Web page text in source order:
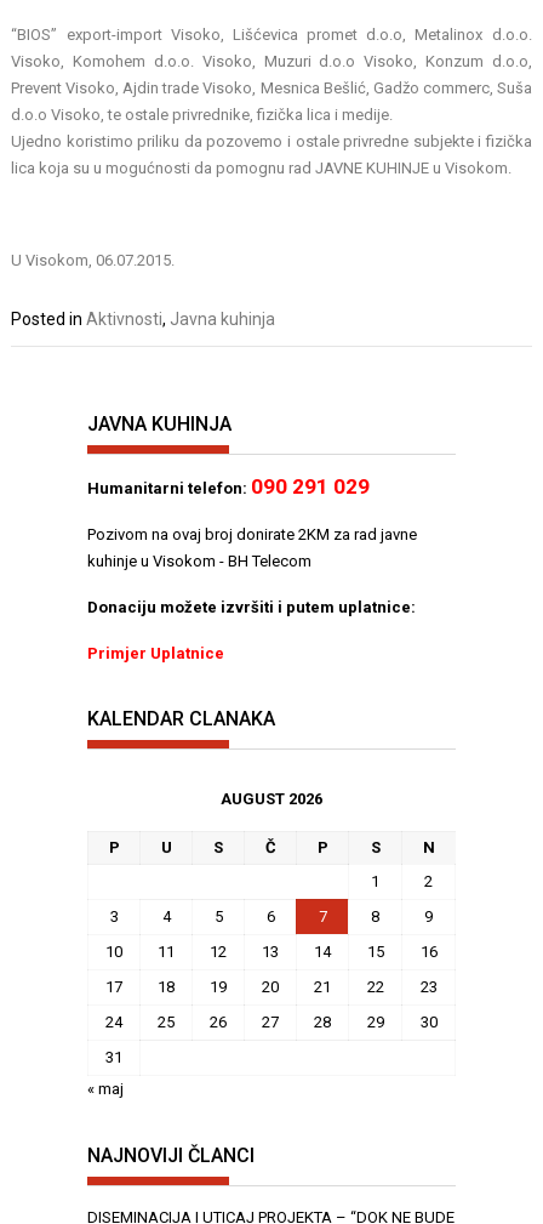
“BIOS” export-import Visoko, Lišćevica promet d.o.o, Metalinox d.o.o.
Visoko, Komohem d.o.o. Visoko, Muzuri d.o.o Visoko, Konzum d.o.o,
Prevent Visoko, Ajdin trade Visoko, Mesnica Bešlić, Gadžo commerc, Suša
d.o.o Visoko, te ostale privrednike, fizička lica i medije.
Ujedno koristimo priliku da pozovemo i ostale privredne subjekte i fizička
lica koja su u mogućnosti da pomognu rad JAVNE KUHINJE u Visokom.
U Visokom, 06.07.2015.
Posted inAktivnosti, Javna kuhinja
JAVNA KUHINJA
Humanitarni telefon: 090 291 029
Pozivom na ovaj broj donirate 2KM za rad javne
kuhinje u Visokom - BH Telecom
Donaciju možete izvršiti i putem uplatnice:
Primjer Uplatnice
KALENDAR CLANAKA
AUGUST 2026
P U S Č P S
N
1
2
3
4 5 6 7 8
9
10
11 12 13 14 15
16
17
18 19 20 21 22
23
24
25 26 27 28 29
30
31
« maj
NAJNOVIJI ČLANCI
DISEMINACIJA I UTICAJ PROJEKTA – “DOK NE BUDE